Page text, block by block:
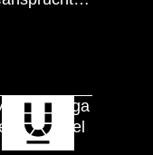
bestätigt,
sein